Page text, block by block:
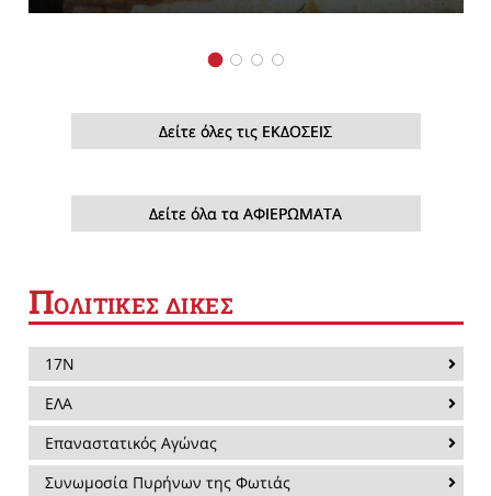
Δείτε όλες τις ΕΚΔΟΣΕΙΣ
Δείτε όλα τα ΑΦΙΕΡΩΜΑΤΑ
ΠΟΛΙΤΙΚΕΣ ΔΙΚΕΣ
17Ν
ΕΛΑ
Επαναστατικός Αγώνας
Συνωμοσία Πυρήνων της Φωτιάς